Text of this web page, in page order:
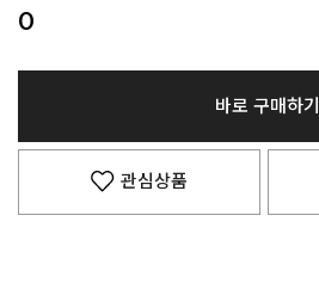
0
바로 구매하기
관심상품